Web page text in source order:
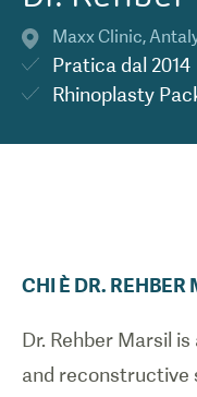
Maxx Clinic,
Pratica dal 2014
Rhinoplasty
CHI È DR. REHBER
Dr. Rehber Marsil
and reconstructive